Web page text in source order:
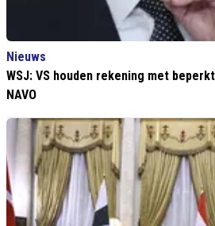
Nieuws
WSJ: VS houden rekening met
NAVO